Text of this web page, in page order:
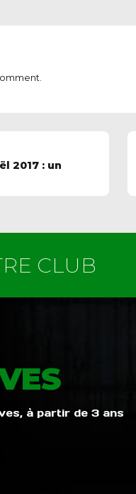
2017 : un
CLUB
à partir de 3 ans